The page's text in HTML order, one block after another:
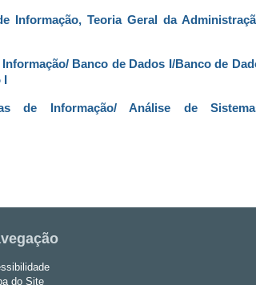
Informação, Teoria Geral da
Banco de Dados I/Banco de
I
de Informação/ Análise de
do Site